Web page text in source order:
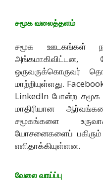
சமூக வலைத்தளம்
சமூக ஊடகங்கள்
ஒருவருக்கொருவர்
மாற்றியுள்ளது.
LinkedIn போன்ற
மாதிரியான
சமூகங்களை
யோசனைகளைப்
எளிதாக்கியுள்ளன.
வேலை வாய்ப்பு